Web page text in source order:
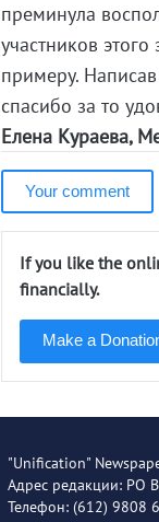
преминула
участников
примеру.
спасибо за то
Елена Кураева,
Your comment
If you like the
financially.
Make a
"Unification"
Адрес редакции: PO
Телефон: (612) 9808